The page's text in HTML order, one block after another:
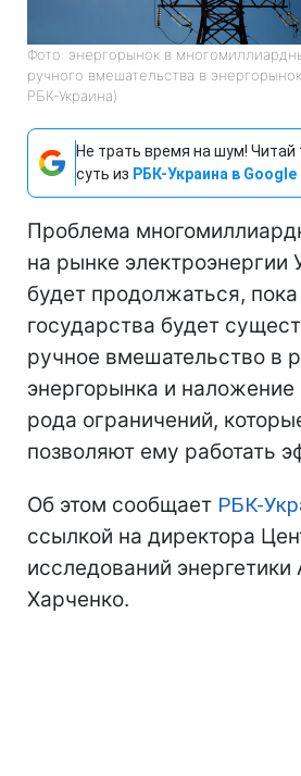
Фото: энергорынок в
ручного вмешательства в
РБК-Украина)
Не трать время на шум! Читай
суть из РБК-Украина в Google
Проблема
на рынке электроэнергии
будет продолжаться,
государства будет
ручное вмешательство в
энергорынка и наложение
рода ограничений,
позволяют ему работать
Об этом сообщает РБК-
ссылкой на директора
исследований
Харченко.